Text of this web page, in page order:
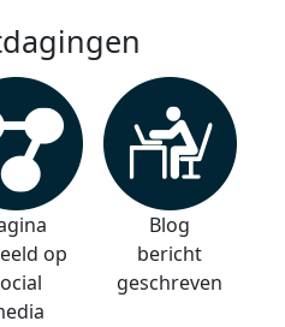
op
Blog
bericht
geschreven